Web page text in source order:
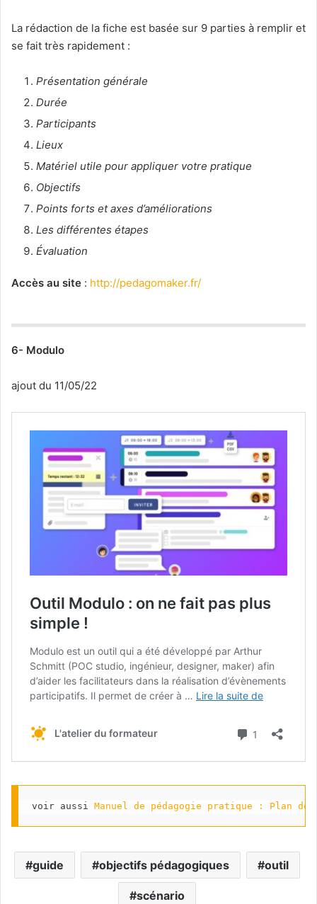
La rédaction de la fiche est basée sur 9 parties à remplir et
se fait très rapidement :
Présentation générale
Durée
Participants
Lieux
Matériel utile pour appliquer votre pratique
Objectifs
Points forts et axes d’améliorations
Les différentes étapes
Évaluation
Accès au site : http://pedagomaker.fr/
6- Modulo
ajout du 11/05/22
voir aussi Manuel de pédagogie pratique : Plan
guide objectifs pédagogiques outil
scénario